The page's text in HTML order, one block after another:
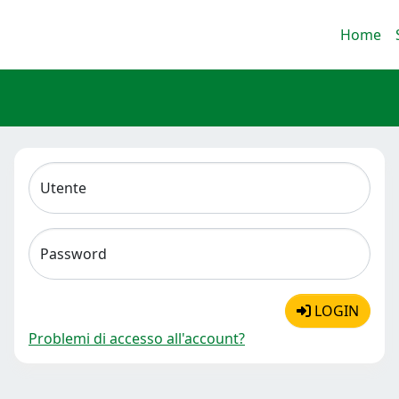
Home
Utente
Password
LOGIN
Problemi di accesso all'account?